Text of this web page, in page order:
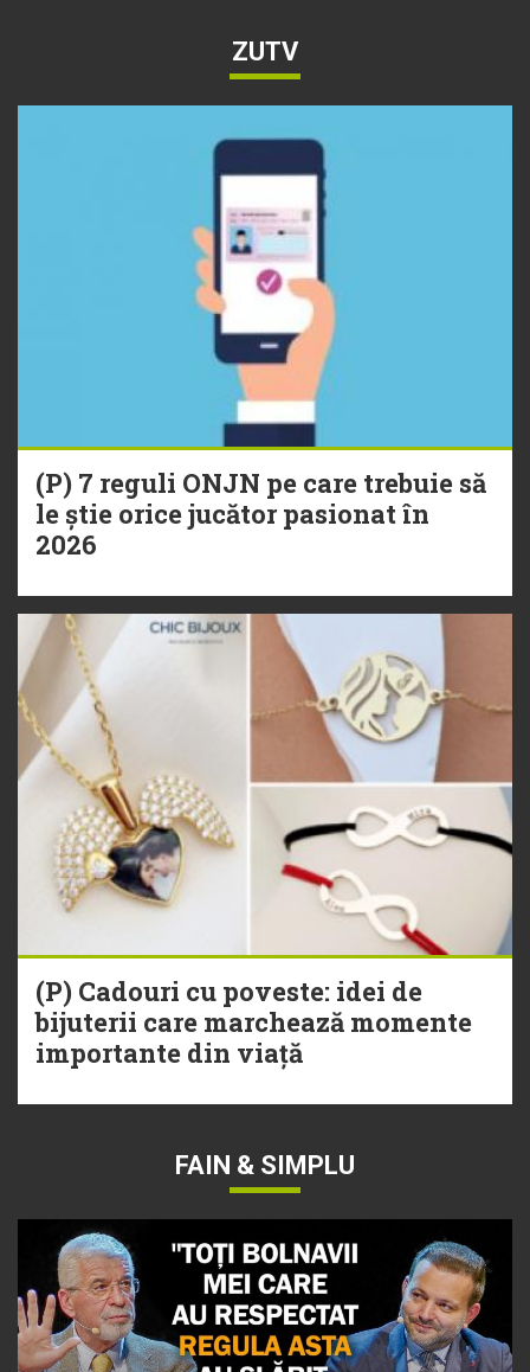
ZUTV
(P) 7 reguli ONJN pe care trebuie să
le știe orice jucător pasionat în
2026
(P) Cadouri cu poveste: idei de
bijuterii care marchează momente
importante din viață
FAIN & SIMPLU